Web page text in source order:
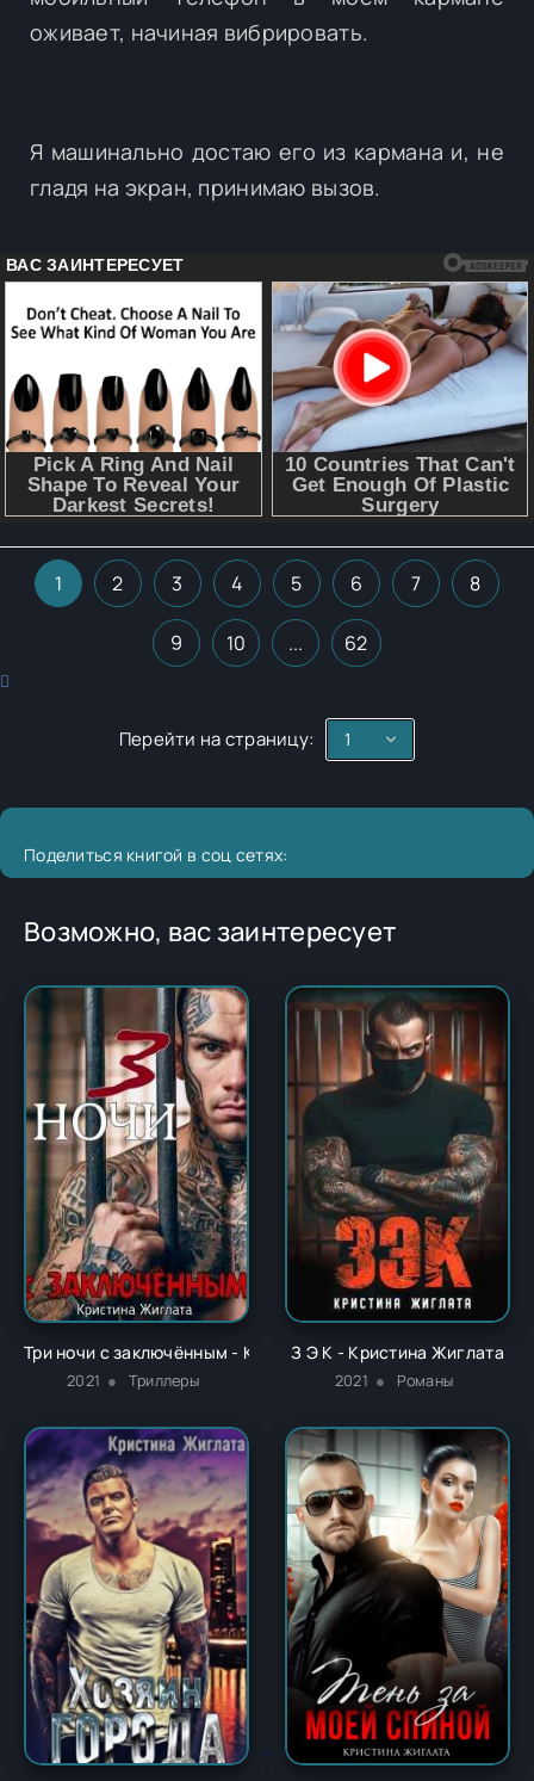
оживает, начиная вибрировать.
Я машинально достаю его из кармана и, не
гладя на экран, принимаю вызов.
1 2 3 4 5 6 7 8
9 10 ... 62
Перейти на страницу:
Поделиться книгой в соц сетях:
Возможно, вас заинтересует
Три ночи с заключённым - Кристина Жиглата
2021 Триллеры
З Э К - Кристина Жиглата
2021 Романы